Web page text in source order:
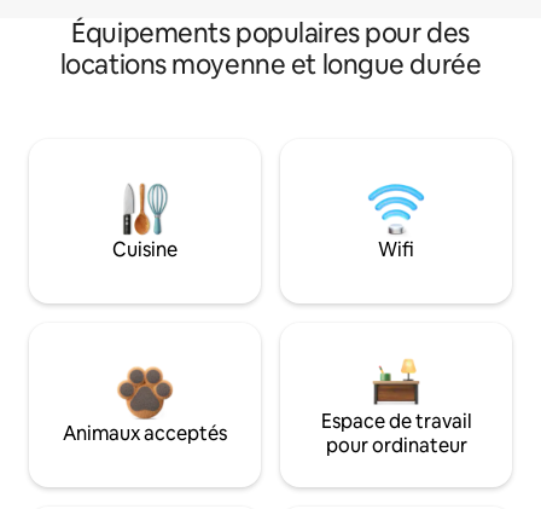
Équipements populaires pour des
locations moyenne et longue durée
Cuisine Wifi
Animaux acceptés
Espace de travail
pour ordinateur